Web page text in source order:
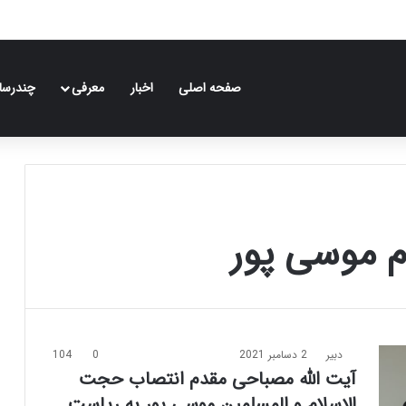
صفحه اصلی اخبار معرفی
موسی پور
دبیر 2 دسامبر 2021 0
104
آیت الله مصباحی مقدم انتصاب حجت